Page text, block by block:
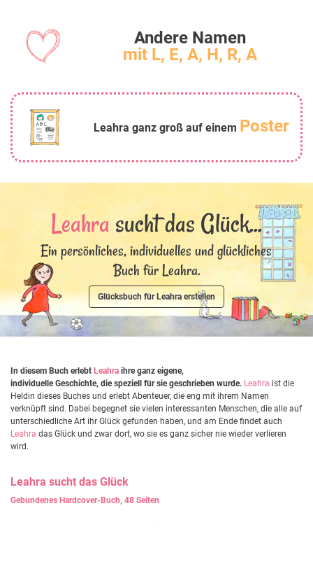
Andere Namen
mit L, E, A, H, R, A
Leahra ganz groß auf einem Poster
Leahra sucht das Glück...
Ein persönliches, individuelles und glückliches
Buch für Leahra.
Glücksbuch für Leahra erstellen
In diesem Buch erlebt Leahra ihre ganz eigene,
individuelle Geschichte, die speziell für sie geschrieben wurde. Leahra ist die
Heldin dieses Buches und erlebt Abenteuer, die eng mit ihrem Namen
verknüpft sind. Dabei begegnet sie vielen interessanten Menschen, die alle auf
unterschiedliche Art ihr Glück gefunden haben, und am Ende findet auch
Leahra das Glück und zwar dort, wo sie es ganz sicher nie wieder verlieren
wird.
Leahra sucht das Glück
Gebundenes Hardcover-Buch, 48 Seiten